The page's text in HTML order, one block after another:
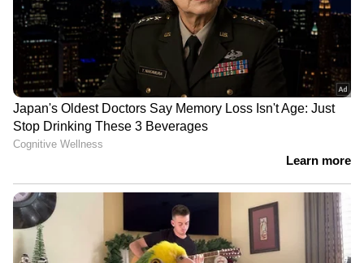
പ്രധാനമായും കൊവിഡ് കാലത്തുണ്ടായ
ജീവിതരീതികളിലെ മാറ്റങ്ങളാണ് ഇത്തരത്തില്‍
ബിപി രോഗികള്‍
വര്‍ധിക്കാനിടയാക്കിയതെന്നാണ് പഠനം
മുന്‍നിര്‍ത്തി വിദഗ്ധര്‍ ചൂണ്ടിക്കാട്ടുന്നത്.
അതുപോലെ തന്നെ കൊവിഡ് കാലത്ത്
ആളുകള്‍ ആരോഗ്യപ്രശ്‌നങ്ങള്‍ക്ക് പരിഹാരം
തേടി ആശുപത്രികളിലെത്തുന്നത്